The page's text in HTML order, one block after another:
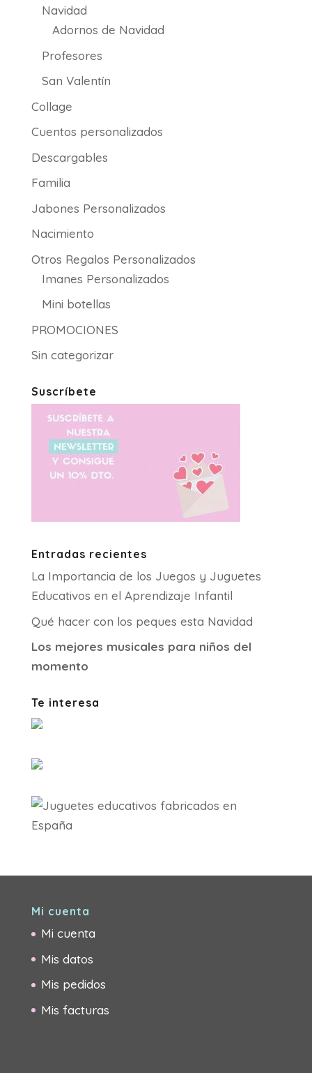
Navidad
Adornos de Navidad
Profesores
San Valentín
Collage
Cuentos personalizados
Descargables
Familia
Jabones Personalizados
Nacimiento
Otros Regalos Personalizados
Imanes Personalizados
Mini botellas
PROMOCIONES
Sin categorizar
Suscríbete
Entradas recientes
La Importancia de los Juegos y Juguetes
Educativos en el Aprendizaje Infantil
Qué hacer con los peques esta Navidad
Los mejores musicales para niños del
momento
Te interesa
Mi cuenta
Mi cuenta
Mis datos
Mis pedidos
Mis facturas